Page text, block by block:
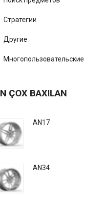
Стратегии
Другие
Многопользовательские
ÇOX BAXILAN
AN17
AN34